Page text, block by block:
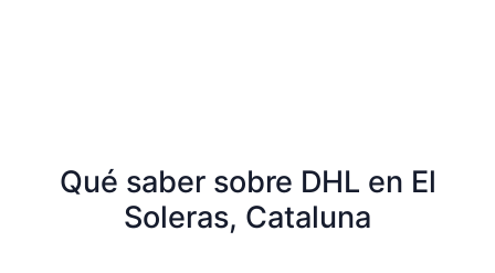
Qué saber sobre DHL en El
Soleras, Cataluna